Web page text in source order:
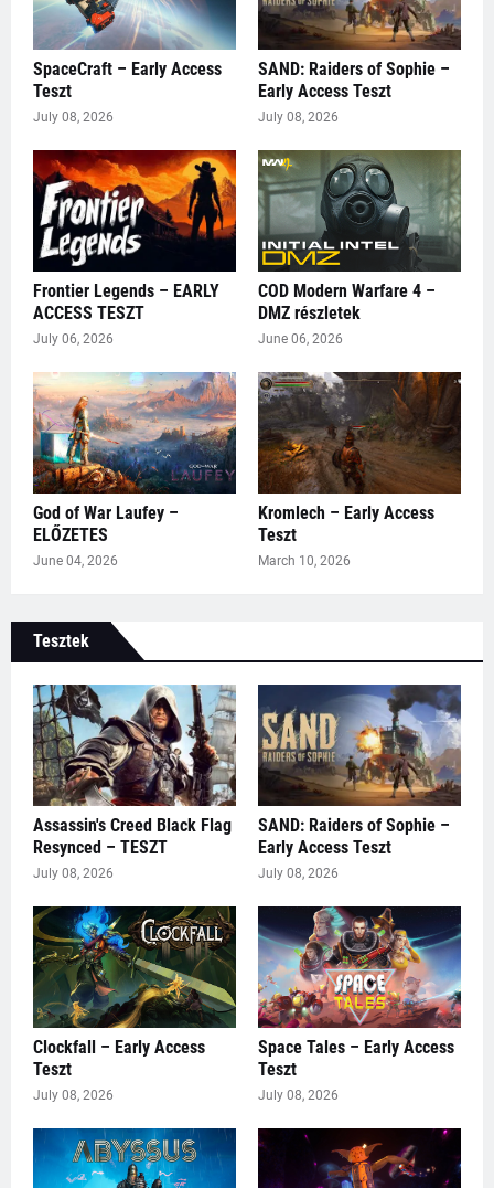
SpaceCraft – Early Access
Teszt
July 08, 2026
SAND: Raiders of Sophie –
Early Access Teszt
July 08, 2026
Frontier Legends – EARLY
ACCESS TESZT
July 06, 2026
COD Modern Warfare 4 –
DMZ részletek
June 06, 2026
God of War Laufey –
ELŐZETES
June 04, 2026
Kromlech – Early Access
Teszt
March 10, 2026
Tesztek
Assassin's Creed Black Flag
Resynced – TESZT
July 08, 2026
SAND: Raiders of Sophie –
Early Access Teszt
July 08, 2026
Clockfall – Early Access
Teszt
July 08, 2026
Space Tales – Early Access
Teszt
July 08, 2026